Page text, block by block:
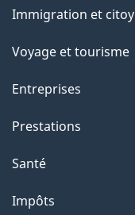
sujets
Immigration et
Voyage et tourisme
Entreprises
Prestations
Santé
Impôts